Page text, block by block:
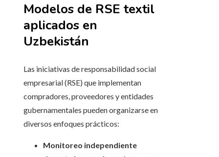
Modelos de RSE textil
aplicados en
Uzbekistán
Las iniciativas de responsabilidad social
empresarial (RSE) que implementan
compradores, proveedores y entidades
gubernamentales pueden organizarse en
diversos enfoques prácticos:
Monitoreo independiente